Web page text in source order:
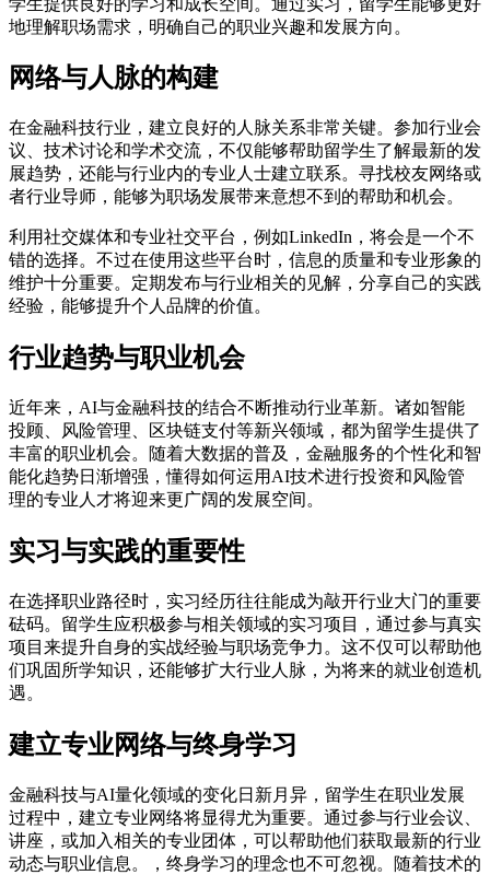
地理解职场需求，明确自己的职业兴趣和发展方向。
网络与人脉的构建
在金融科技行业，建立良好的人脉关系非常关键。参加行业会
议、技术讨论和学术交流，不仅能够帮助留学生了解最新的发
展趋势，还能与行业内的专业人士建立联系。寻找校友网络或
者行业导师，能够为职场发展带来意想不到的帮助和机会。
利用社交媒体和专业社交平台，例如LinkedIn，将会是一个不
错的选择。不过在使用这些平台时，信息的质量和专业形象的
维护十分重要。定期发布与行业相关的见解，分享自己的实践
经验，能够提升个人品牌的价值。
行业趋势与职业机会
近年来，AI与金融科技的结合不断推动行业革新。诸如智能
投顾、风险管理、区块链支付等新兴领域，都为留学生提供了
丰富的职业机会。随着大数据的普及，金融服务的个性化和智
能化趋势日渐增强，懂得如何运用AI技术进行投资和风险管
理的专业人才将迎来更广阔的发展空间。
实习与实践的重要性
在选择职业路径时，实习经历往往能成为敲开行业大门的重要
砝码。留学生应积极参与相关领域的实习项目，通过参与真实
项目来提升自身的实战经验与职场竞争力。这不仅可以帮助他
们巩固所学知识，还能够扩大行业人脉，为将来的就业创造机
遇。
建立专业网络与终身学习
金融科技与AI量化领域的变化日新月异，留学生在职业发展
过程中，建立专业网络将显得尤为重要。通过参与行业会议、
讲座，或加入相关的专业团体，可以帮助他们获取最新的行业
动态与职业信息。，终身学习的理念也不可忽视。随着技术的